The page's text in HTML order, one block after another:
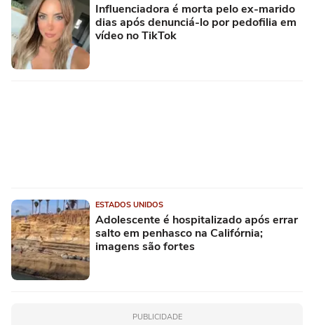
Influenciadora é morta pelo ex-marido
dias após denunciá-lo por pedofilia em
vídeo no TikTok
ESTADOS UNIDOS
Adolescente é hospitalizado após errar
salto em penhasco na Califórnia;
imagens são fortes
PUBLICIDADE